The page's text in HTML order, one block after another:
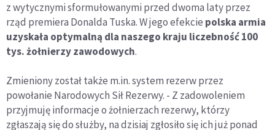
z wytycznymi sformułowanymi przed dwoma laty przez
rząd premiera Donalda Tuska. W jego efekcie polska armia
uzyskała optymalną dla naszego kraju liczebność 100
tys. żołnierzy zawodowych.
Zmieniony został także m.in. system rezerw przez
powołanie Narodowych Sił Rezerwy. - Z zadowoleniem
przyjmuję informacje o żołnierzach rezerwy, którzy
zgłaszają się do służby, na dzisiaj zgłosiło się ich już ponad